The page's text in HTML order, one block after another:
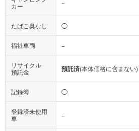
カー
−
たばこ臭なし ◯
福祉車両 −
リサイクル
預託金
預託済(本体価格に含まない)
記録簿 ◯
登録済未使用
車
−